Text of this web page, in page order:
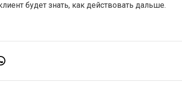
будет знать, как действовать дальше.